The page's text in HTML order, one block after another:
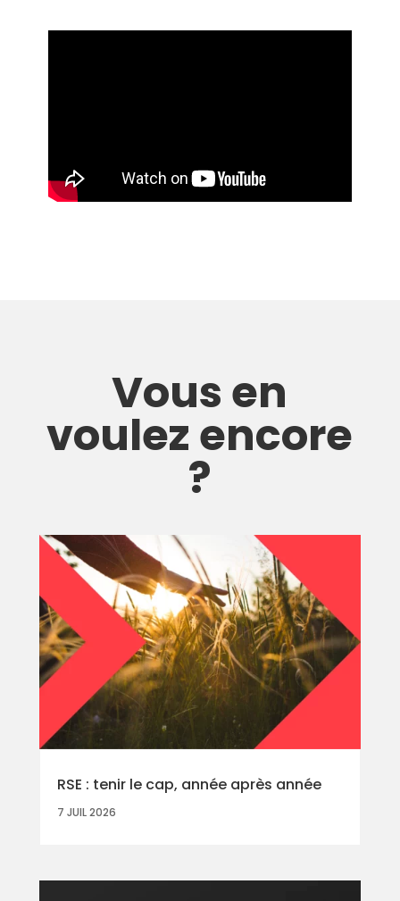
Vous en
voulez encore
?
RSE : tenir le cap, année après année
7 JUIL 2026